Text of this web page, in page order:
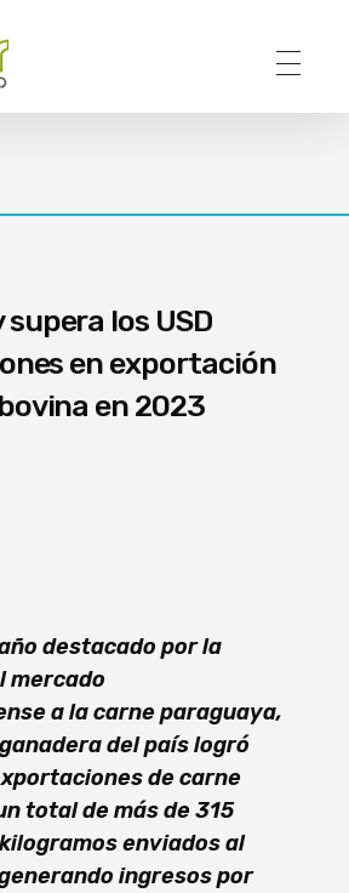
los USD
en exportación
en 2023
destacado por la
mercado
a la carne paraguaya,
del país logró
de carne
total de más de 315
enviados al
ingresos por